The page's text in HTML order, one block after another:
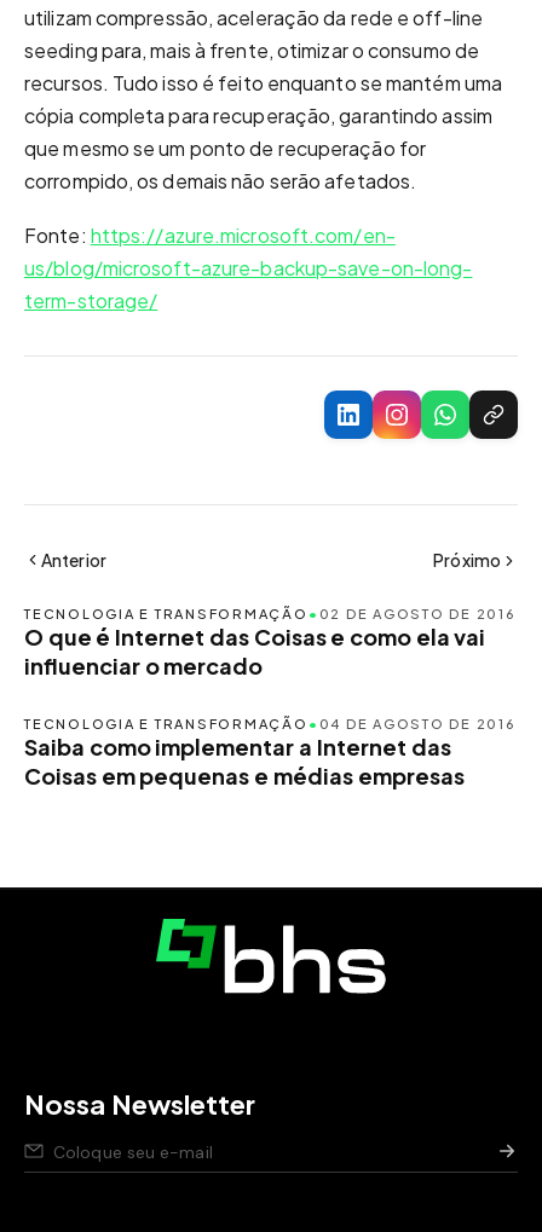
utilizam compressão, aceleração da rede e off-line
seeding para, mais à frente, otimizar o consumo de
recursos. Tudo isso é feito enquanto se mantém uma
cópia completa para recuperação, garantindo assim
que mesmo se um ponto de recuperação for
corrompido, os demais não serão afetados.
Fonte: https://azure.microsoft.com/en-
us/blog/microsoft-azure-backup-save-on-long-
term-storage/
Anterior Próximo
TECNOLOGIA E TRANSFORMAÇÃO • 02 DE AGOSTO DE 2016
O que é Internet das Coisas e como ela vai
influenciar o mercado
TECNOLOGIA E TRANSFORMAÇÃO • 04 DE AGOSTO DE 2016
Saiba como implementar a Internet das
Coisas em pequenas e médias empresas
Nossa Newsletter